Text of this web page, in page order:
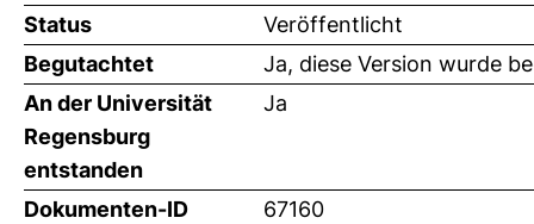
Status
Veröffentlicht
Begutachtet
Ja, diese Version wurde
An der Universität
Regensburg
entstanden
Ja
Dokumenten-ID 67160